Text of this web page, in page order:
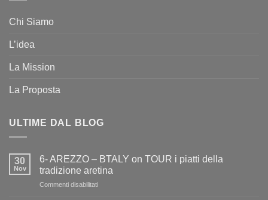
Chi Siamo
L’idea
La Mission
La Proposta
ULTIME DAL BLOG
30
Nov
6- AREZZO – BTALY on TOUR i piatti della
tradizione aretina
Commenti disabilitatisu